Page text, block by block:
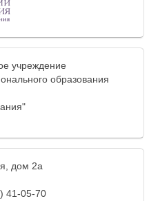
учреждение
образования
дом 2а
41-05-70